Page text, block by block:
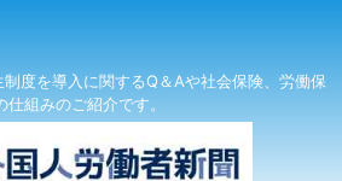
度を導入に関するQ＆Aや社会保険、労働保
仕組みのご紹介です。